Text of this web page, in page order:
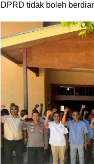
DPRD tidak boleh